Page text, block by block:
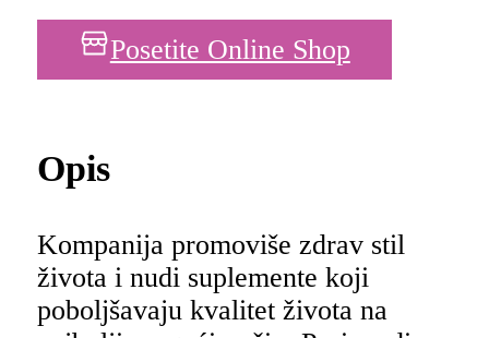
Posetite Online Shop
Opis
Kompanija promoviše zdrav stil
života i nudi suplemente koji
poboljšavaju kvalitet života na